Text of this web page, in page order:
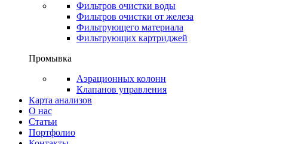
Фильтров очистки воды
Фильтров очистки от железа
Фильтрующего материала
Фильтрующих картриджей
Промывка
Аэрационных колонн
Клапанов управления
Карта анализов
О нас
Статьи
Портфолио